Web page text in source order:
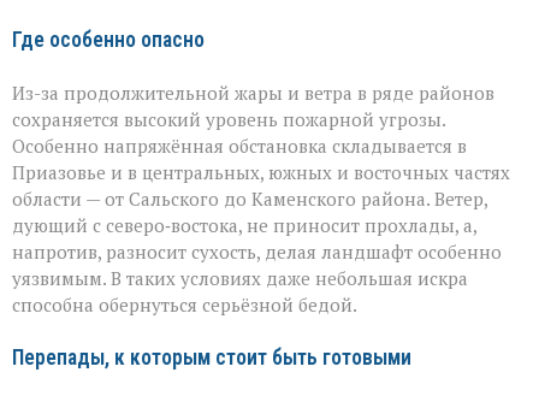
Где особенно опасно
Из-за продолжительной жары и ветра в ряде районов
сохраняется высокий уровень пожарной угрозы.
Особенно напряжённая обстановка складывается в
Приазовье и в центральных, южных и восточных частях
области — от Сальского до Каменского района. Ветер,
дующий с северо‑востока, не приносит прохлады, а,
напротив, разносит сухость, делая ландшафт особенно
уязвимым. В таких условиях даже небольшая искра
способна обернуться серьёзной бедой.
Перепады, к которым стоит быть готовыми